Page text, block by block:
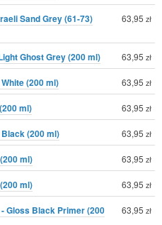
Sand Grey (61-73)
63,95 zł
Ghost Grey (200 ml) 63,95 zł
(200 ml) 63,95 zł
ml) 63,95 zł
(200 ml) 63,95 zł
ml) 63,95 zł
ml) 63,95 zł
Gloss Black Primer (200
63,95 zł